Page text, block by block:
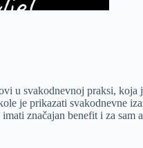
u svakodnevnoj praksi, koja
je prikazati svakodnevne
značajan benefit i za sam